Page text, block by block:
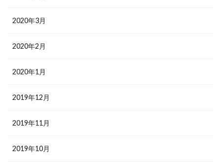
2020年3月
2020年2月
2020年1月
2019年12月
2019年11月
2019年10月